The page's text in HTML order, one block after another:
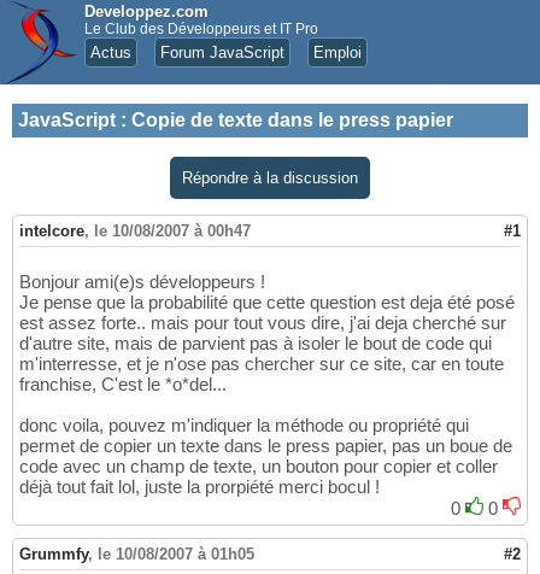
Developpez.com
Le Club des Développeurs et IT Pro
Actus Forum JavaScript Emploi
JavaScript : Copie de texte dans le press papier
Répondre à la discussion
intelcore, le 10/08/2007 à 00h47 #1
Bonjour ami(e)s développeurs !
Je pense que la probabilité que cette question est deja été posé
est assez forte.. mais pour tout vous dire, j'ai deja cherché sur
d'autre site, mais de parvient pas à isoler le bout de code qui
m'interresse, et je n'ose pas chercher sur ce site, car en toute
franchise, C'est le *o*del...
donc voila, pouvez m'indiquer la méthode ou propriété qui
permet de copier un texte dans le press papier, pas un boue de
code avec un champ de texte, un bouton pour copier et coller
déjà tout fait lol, juste la prorpiété merci bocul !
0
0
Grummfy, le 10/08/2007 à 01h05 #2